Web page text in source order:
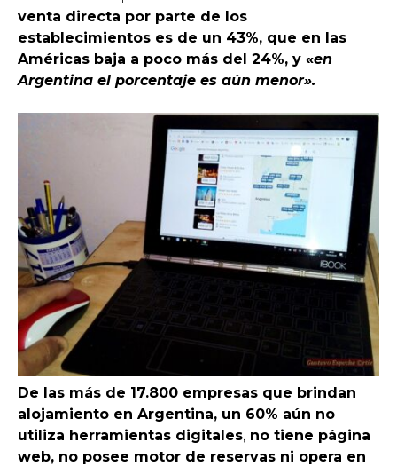
venta directa por parte de los
establecimientos es de un 43%, que en las
Américas baja a poco más del 24%, y «en
Argentina el porcentaje es aún menor».
De las más de 17.800 empresas que brindan
alojamiento en Argentina, un 60% aún no
utiliza herramientas digitales, no tiene página
web, no posee motor de reservas ni opera en